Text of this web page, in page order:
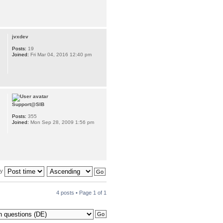
jvxdev
Posts: 19
Joined: Fri Mar 04, 2016 12:40 pm
Support@SIB
Posts: 355
Joined: Mon Sep 28, 2009 1:56 pm
4 posts • Page 1 of 1